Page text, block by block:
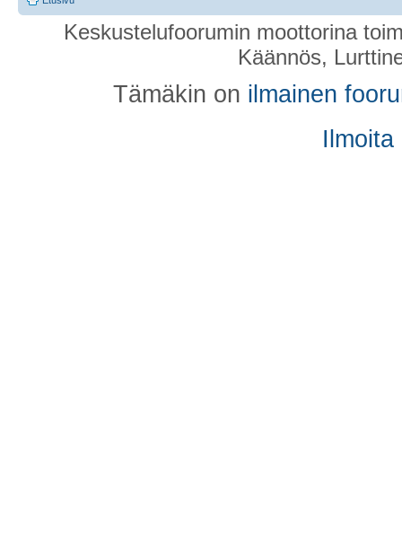
Keskustelufoorumin moottorina
Käännös,
Tämäkin on ilmainen